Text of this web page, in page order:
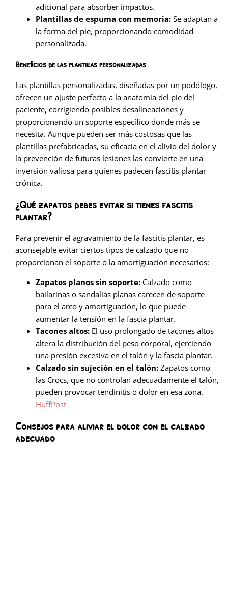
adicional para absorber impactos.
Plantillas de espuma con memoria: Se adaptan a
la forma del pie, proporcionando comodidad
personalizada.
Beneficios de las plantillas personalizadas
Las plantillas personalizadas, diseñadas por un podólogo,
ofrecen un ajuste perfecto a la anatomía del pie del
paciente, corrigiendo posibles desalineaciones y
proporcionando un soporte específico donde más se
necesita. Aunque pueden ser más costosas que las
plantillas prefabricadas, su eficacia en el alivio del dolor y
la prevención de futuras lesiones las convierte en una
inversión valiosa para quienes padecen fascitis plantar
crónica.
¿Qué zapatos debes evitar si tienes fascitis
plantar?
Para prevenir el agravamiento de la fascitis plantar, es
aconsejable evitar ciertos tipos de calzado que no
proporcionan el soporte o la amortiguación necesarios:
Zapatos planos sin soporte: Calzado como
bailarinas o sandalias planas carecen de soporte
para el arco y amortiguación, lo que puede
aumentar la tensión en la fascia plantar.
Tacones altos: El uso prolongado de tacones altos
altera la distribución del peso corporal, ejerciendo
una presión excesiva en el talón y la fascia plantar.
Calzado sin sujeción en el talón: Zapatos como
las Crocs, que no controlan adecuadamente el talón,
pueden provocar tendinitis o dolor en esa zona.
HuffPost
Consejos para aliviar el dolor con el calzado
adecuado